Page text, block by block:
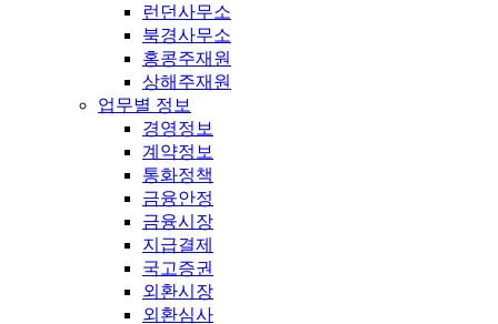
런던사무소
북경사무소
홍콩주재원
상해주재원
업무별 정보
경영정보
계약정보
통화정책
금융안정
금융시장
지급결제
국고증권
외환시장
외환심사